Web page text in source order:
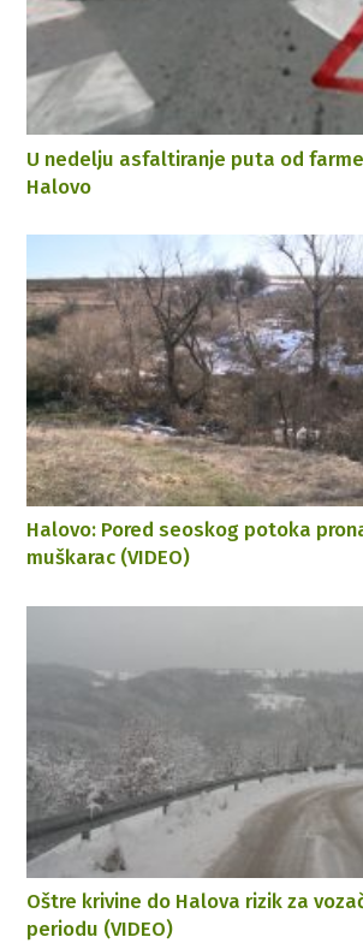
U nedelju asfaltiranje puta od
Halovo
Halovo: Pored seoskog potoka
muškarac (VIDEO)
Oštre krivine do Halova rizik za
periodu (VIDEO)